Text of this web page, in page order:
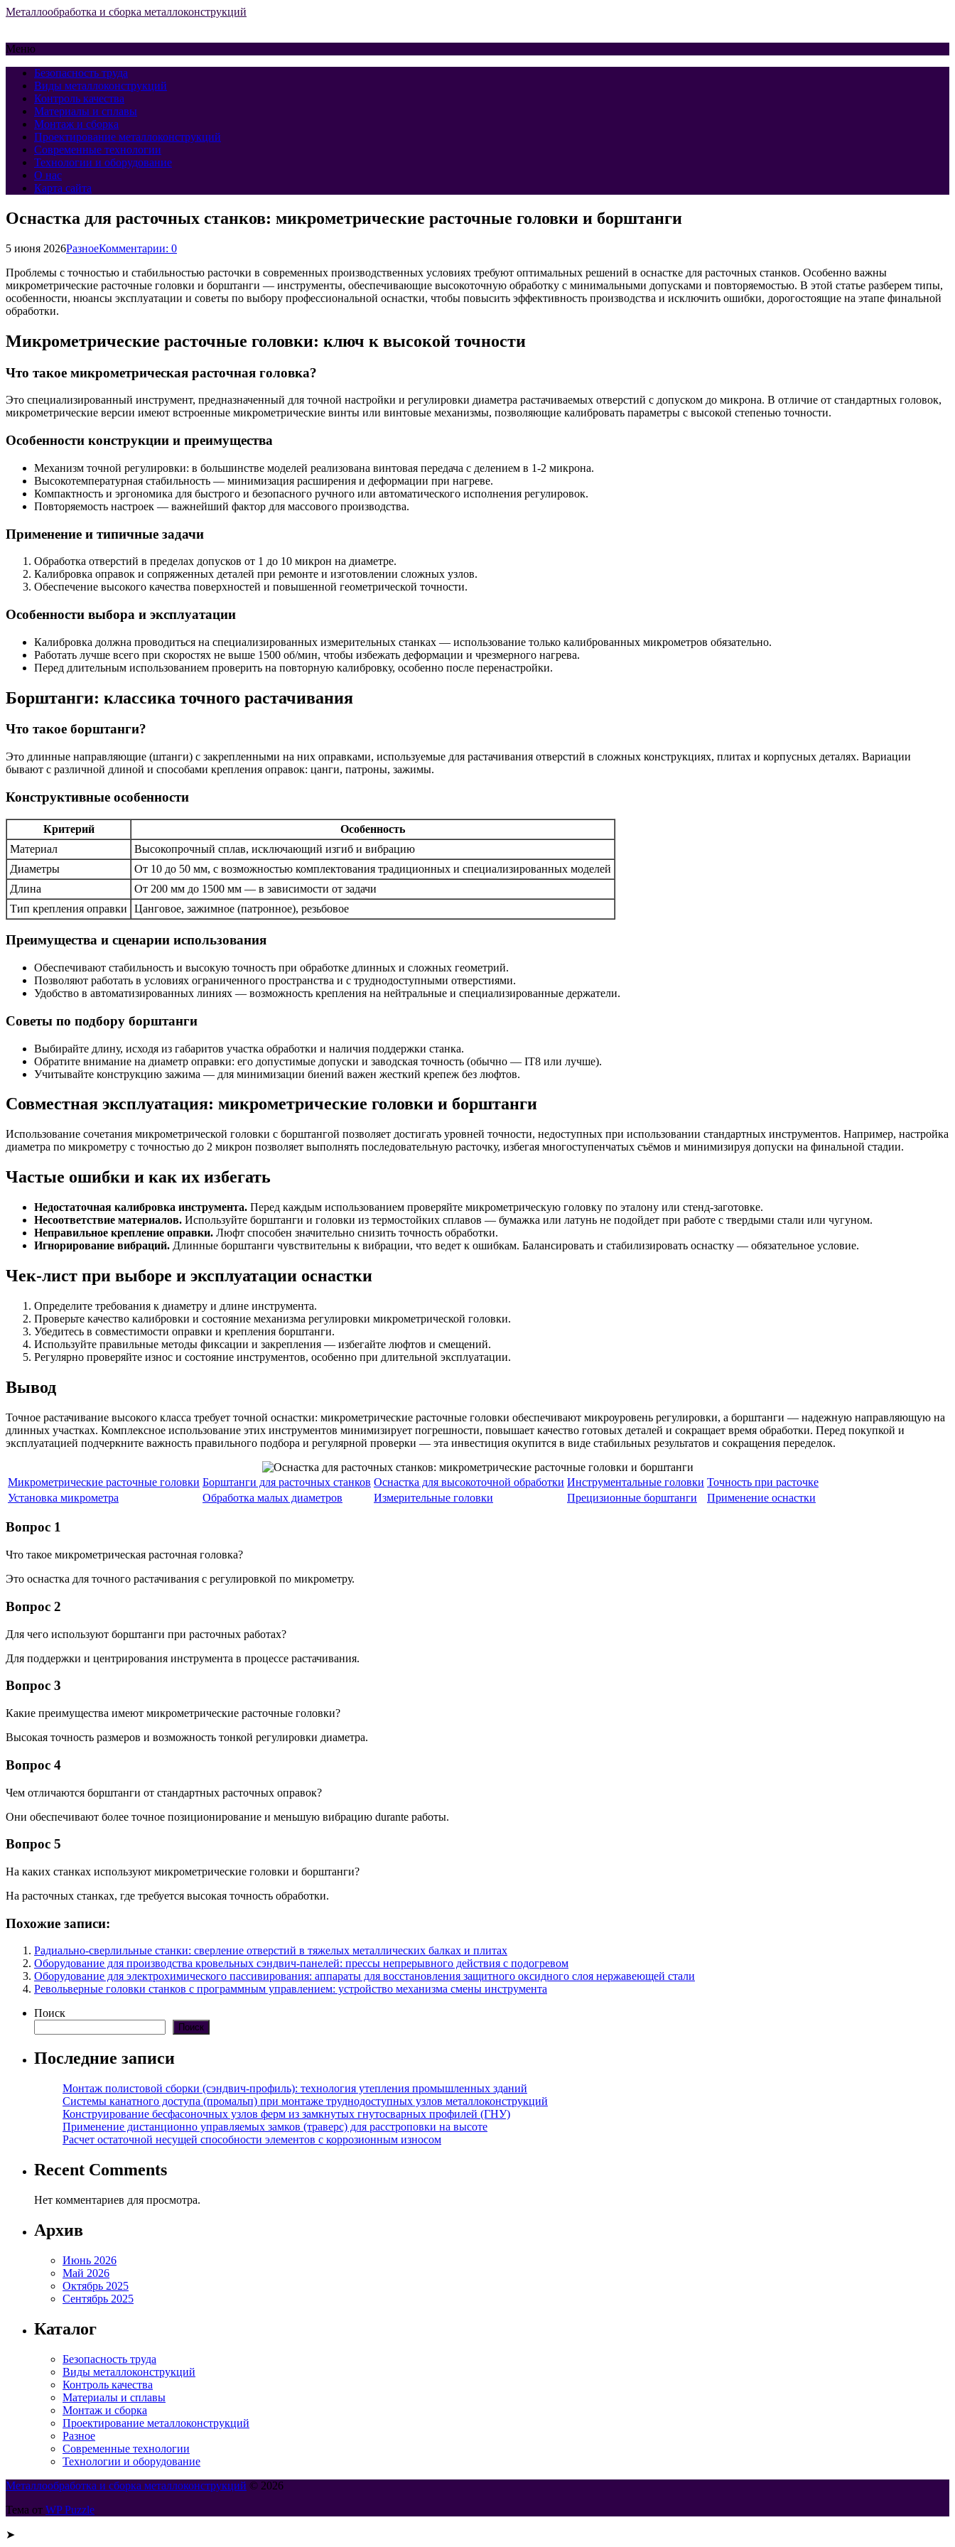
Металлообработка и сборка металлоконструкций
Меню
Безопасность труда
Виды металлоконструкций
Контроль качества
Материалы и сплавы
Монтаж и сборка
Проектирование металлоконструкций
Современные технологии
Технологии и оборудование
О нас
Карта сайта
Оснастка для расточных станков: микрометрические расточные головки и борштанги
5 июня 2026РазноеКомментарии: 0
Проблемы с точностью и стабильностью расточки в современных производственных условиях требуют оптимальных решений в оснастке для расточных станков. Особенно важны
микрометрические расточные головки и борштанги — инструменты, обеспечивающие высокоточную обработку с минимальными допусками и повторяемостью. В этой статье разберем типы,
особенности, нюансы эксплуатации и советы по выбору профессиональной оснастки, чтобы повысить эффективность производства и исключить ошибки, дорогостоящие на этапе финальной
обработки.
Микрометрические расточные головки: ключ к высокой точности
Что такое микрометрическая расточная головка?
Это специализированный инструмент, предназначенный для точной настройки и регулировки диаметра растачиваемых отверстий с допуском до микрона. В отличие от стандартных головок,
микрометрические версии имеют встроенные микрометрические винты или винтовые механизмы, позволяющие калибровать параметры с высокой степенью точности.
Особенности конструкции и преимущества
Механизм точной регулировки: в большинстве моделей реализована винтовая передача с делением в 1-2 микрона.
Высокотемпературная стабильность — минимизация расширения и деформации при нагреве.
Компактность и эргономика для быстрого и безопасного ручного или автоматического исполнения регулировок.
Повторяемость настроек — важнейший фактор для массового производства.
Применение и типичные задачи
Обработка отверстий в пределах допусков от 1 до 10 микрон на диаметре.
Калибровка оправок и сопряженных деталей при ремонте и изготовлении сложных узлов.
Обеспечение высокого качества поверхностей и повышенной геометрической точности.
Особенности выбора и эксплуатации
Калибровка должна проводиться на специализированных измерительных станках — использование только калиброванных микрометров обязательно.
Работать лучше всего при скоростях не выше 1500 об/мин, чтобы избежать деформации и чрезмерного нагрева.
Перед длительным использованием проверить на повторную калибровку, особенно после перенастройки.
Борштанги: классика точного растачивания
Что такое борштанги?
Это длинные направляющие (штанги) с закрепленными на них оправками, используемые для растачивания отверстий в сложных конструкциях, плитах и корпусных деталях. Вариации
бывают с различной длиной и способами крепления оправок: цанги, патроны, зажимы.
Конструктивные особенности
Критерий
Особенность
Материал
Высокопрочный сплав, исключающий изгиб и вибрацию
Диаметры
От 10 до 50 мм, с возможностью комплектования традиционных и специализированных моделей
Длина
От 200 мм до 1500 мм — в зависимости от задачи
Тип крепления оправки
Цанговое, зажимное (патронное), резьбовое
Преимущества и сценарии использования
Обеспечивают стабильность и высокую точность при обработке длинных и сложных геометрий.
Позволяют работать в условиях ограниченного пространства и с труднодоступными отверстиями.
Удобство в автоматизированных линиях — возможность крепления на нейтральные и специализированные держатели.
Советы по подбору борштанги
Выбирайте длину, исходя из габаритов участка обработки и наличия поддержки станка.
Обратите внимание на диаметр оправки: его допустимые допуски и заводская точность (обычно — IT8 или лучше).
Учитывайте конструкцию зажима — для минимизации биений важен жесткий крепеж без люфтов.
Совместная эксплуатация: микрометрические головки и борштанги
Использование сочетания микрометрической головки с борштангой позволяет достигать уровней точности, недоступных при использовании стандартных инструментов. Например, настройка
диаметра по микрометру с точностью до 2 микрон позволяет выполнять последовательную расточку, избегая многоступенчатых съёмов и минимизируя допуски на финальной стадии.
Частые ошибки и как их избегать
Недостаточная калибровка инструмента. Перед каждым использованием проверяйте микрометрическую головку по эталону или стенд-заготовке.
Несоответствие материалов. Используйте борштанги и головки из термостойких сплавов — бумажка или латунь не подойдет при работе с твердыми стали или чугуном.
Неправильное крепление оправки. Люфт способен значительно снизить точность обработки.
Игнорирование вибраций. Длинные борштанги чувствительны к вибрации, что ведет к ошибкам. Балансировать и стабилизировать оснастку — обязательное условие.
Чек-лист при выборе и эксплуатации оснастки
Определите требования к диаметру и длине инструмента.
Проверьте качество калибровки и состояние механизма регулировки микрометрической головки.
Убедитесь в совместимости оправки и крепления борштанги.
Используйте правильные методы фиксации и закрепления — избегайте люфтов и смещений.
Регулярно проверяйте износ и состояние инструментов, особенно при длительной эксплуатации.
Вывод
Точное растачивание высокого класса требует точной оснастки: микрометрические расточные головки обеспечивают микроуровень регулировки, а борштанги — надежную направляющую на
длинных участках. Комплексное использование этих инструментов минимизирует погрешности, повышает качество готовых деталей и сокращает время обработки. Перед покупкой и
эксплуатацией подчеркните важность правильного подбора и регулярной проверки — эта инвестиция окупится в виде стабильных результатов и сокращения переделок.
Микрометрические расточные головки Борштанги для расточных станков Оснастка для высокоточной обработки Инструментальные головки Точность при расточке
Установка микрометра
Обработка малых диаметров Измерительные головки Прецизионные борштанги Применение оснастки
Вопрос 1
Что такое микрометрическая расточная головка?
Это оснастка для точного растачивания с регулировкой по микрометру.
Вопрос 2
Для чего используют борштанги при расточных работах?
Для поддержки и центрирования инструмента в процессе растачивания.
Вопрос 3
Какие преимущества имеют микрометрические расточные головки?
Высокая точность размеров и возможность тонкой регулировки диаметра.
Вопрос 4
Чем отличаются борштанги от стандартных расточных оправок?
Они обеспечивают более точное позиционирование и меньшую вибрацию durante работы.
Вопрос 5
На каких станках используют микрометрические головки и борштанги?
На расточных станках, где требуется высокая точность обработки.
Похожие записи:
Радиально-сверлильные станки: сверление отверстий в тяжелых металлических балках и плитах
Оборудование для производства кровельных сэндвич-панелей: прессы непрерывного действия с подогревом
Оборудование для электрохимического пассивирования: аппараты для восстановления защитного оксидного слоя нержавеющей стали
Револьверные головки станков с программным управлением: устройство механизма смены инструмента
Поиск
Поиск
Последние записи
Монтаж полистовой сборки (сэндвич-профиль): технология утепления промышленных зданий
Системы канатного доступа (промальп) при монтаже труднодоступных узлов металлоконструкций
Конструирование бесфасоночных узлов ферм из замкнутых гнутосварных профилей (ГНУ)
Применение дистанционно управляемых замков (траверс) для расстроповки на высоте
Расчет остаточной несущей способности элементов с коррозионным износом
Recent Comments
Нет комментариев для просмотра.
Архив
Июнь 2026
Май 2026
Октябрь 2025
Сентябрь 2025
Каталог
Безопасность труда
Виды металлоконструкций
Контроль качества
Материалы и сплавы
Монтаж и сборка
Проектирование металлоконструкций
Разное
Современные технологии
Технологии и оборудование
Металлообработка и сборка металлоконструкций © 2026
Тема от WP Puzzle
➤